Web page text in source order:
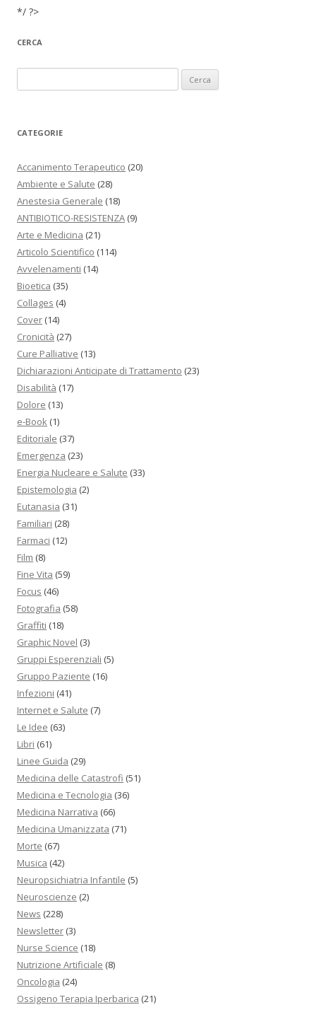
*/ ?>
CERCA
CATEGORIE
Accanimento Terapeutico (20)
Ambiente e Salute (28)
Anestesia Generale (18)
ANTIBIOTICO-RESISTENZA (9)
Arte e Medicina (21)
Articolo Scientifico (114)
Avvelenamenti (14)
Bioetica (35)
Collages (4)
Cover (14)
Cronicità (27)
Cure Palliative (13)
Dichiarazioni Anticipate di Trattamento (23)
Disabilità (17)
Dolore (13)
e-Book (1)
Editoriale (37)
Emergenza (23)
Energia Nucleare e Salute (33)
Epistemologia (2)
Eutanasia (31)
Familiari (28)
Farmaci (12)
Film (8)
Fine Vita (59)
Focus (46)
Fotografia (58)
Graffiti (18)
Graphic Novel (3)
Gruppi Esperenziali (5)
Gruppo Paziente (16)
Infezioni (41)
Internet e Salute (7)
Le Idee (63)
Libri (61)
Linee Guida (29)
Medicina delle Catastrofi (51)
Medicina e Tecnologia (36)
Medicina Narrativa (66)
Medicina Umanizzata (71)
Morte (67)
Musica (42)
Neuropsichiatria Infantile (5)
Neuroscienze (2)
News (228)
Newsletter (3)
Nurse Science (18)
Nutrizione Artificiale (8)
Oncologia (24)
Ossigeno Terapia Iperbarica (21)